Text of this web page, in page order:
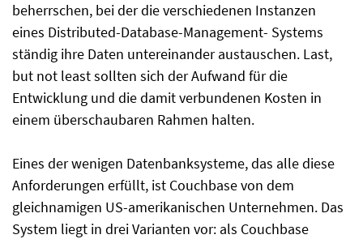
beherrschen, bei der die verschiedenen Instanzen
eines Distributed-Database-Management- Systems
ständig ihre Daten untereinander austauschen. Last,
but not least sollten sich der Aufwand für die
Entwicklung und die damit verbundenen Kosten in
einem überschaubaren Rahmen halten.
Eines der wenigen Datenbanksysteme, das alle diese
Anforderungen erfüllt, ist Couchbase von dem
gleichnamigen US-amerikanischen Unternehmen. Das
System liegt in drei Varianten vor: als Couchbase